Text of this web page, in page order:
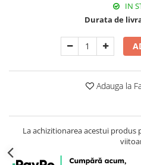
IN
Durata de
Adauga la
La achizitionarea acestui produs